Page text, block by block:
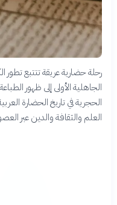
رحلة حضارية عريقة تتتبع تطور
الجاهلية الأولى إلى ظهور
الحجرية في تاريخ الحضارة
العلم والثقافة والدين عبر